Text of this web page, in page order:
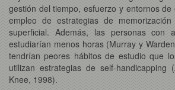
gestión del tiempo, esfuerzo y entornos
empleo de estrategias de
superficial. Además, las personas con
estudiarían menos horas (Murray y
tendrían peores hábitos de estudio que
utilizan estrategias de self-handicapping
Knee, 1998).